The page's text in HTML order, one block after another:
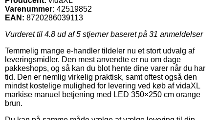
Varenummer: 42519852
EAN: 8720286039113
Vurderet til 4.8 ud af 5 stjerner baseret på 31 anmeldelser
Temmelig mange e-handler tildeler nu et stort udvalg af
leveringsmidler. Den mest anvendte er nu om dage
pakkeshops, og så kan du blot hente dine varer når du har
tid. Den er nemlig virkelig praktisk, samt oftest også den
mindst kostelige mulighed for levering ved køb af vidaXL
markise manuel betjening med LED 350×250 cm orange
brun.